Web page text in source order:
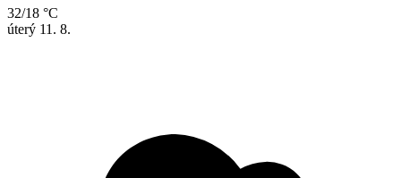
32/18 °C
úterý 11. 8.